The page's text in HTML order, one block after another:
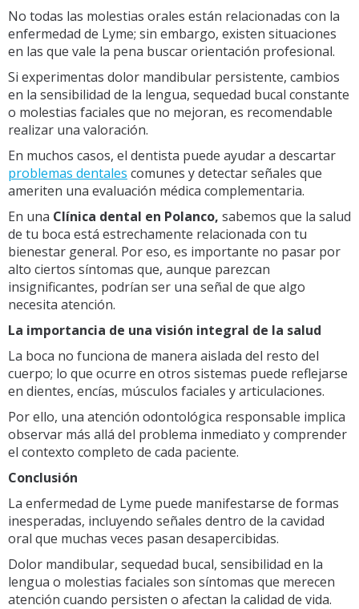
No todas las molestias orales están relacionadas con la
enfermedad de Lyme; sin embargo, existen situaciones
en las que vale la pena buscar orientación profesional.
Si experimentas dolor mandibular persistente, cambios
en la sensibilidad de la lengua, sequedad bucal constante
o molestias faciales que no mejoran, es recomendable
realizar una valoración.
En muchos casos, el dentista puede ayudar a descartar
problemas dentales comunes y detectar señales que
ameriten una evaluación médica complementaria.
En una Clínica dental en Polanco, sabemos que la salud
de tu boca está estrechamente relacionada con tu
bienestar general. Por eso, es importante no pasar por
alto ciertos síntomas que, aunque parezcan
insignificantes, podrían ser una señal de que algo
necesita atención.
La importancia de una visión integral de la salud
La boca no funciona de manera aislada del resto del
cuerpo; lo que ocurre en otros sistemas puede reflejarse
en dientes, encías, músculos faciales y articulaciones.
Por ello, una atención odontológica responsable implica
observar más allá del problema inmediato y comprender
el contexto completo de cada paciente.
Conclusión
La enfermedad de Lyme puede manifestarse de formas
inesperadas, incluyendo señales dentro de la cavidad
oral que muchas veces pasan desapercibidas.
Dolor mandibular, sequedad bucal, sensibilidad en la
lengua o molestias faciales son síntomas que merecen
atención cuando persisten o afectan la calidad de vida.